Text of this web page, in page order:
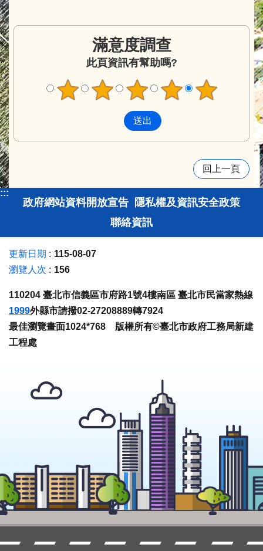
滿意度調查
此頁資訊有幫助嗎?
回上一頁
:::
政府網站資料開放宣告 隱私權及資訊安全政策
聯絡資訊
更新日期
115-08-07
瀏覽人次
156
110204 臺北市信義區市府路1號4樓南區 臺北市民當家熱線
1999外縣市請撥02-27208889轉7924
最佳瀏覽畫面1024*768 版權所有©臺北市政府工務局新建
工程處